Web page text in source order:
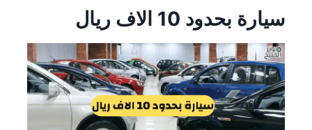
سيارة بحدود 10 الاف ريال